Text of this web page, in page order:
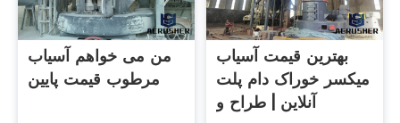
من می خواهم آسیاب
مرطوب قیمت پایین
بهترین قیمت آسیاب
میکسر خوراک دام پلت
آنلاین | طراح و